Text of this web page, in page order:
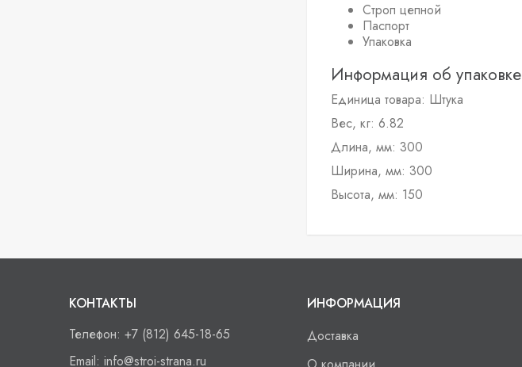
Строп цепной
Паспорт
Упаковка
Информация об упаковке
Единица товара: Штука
Вес, кг: 6.82
Длина, мм: 300
Ширина, мм: 300
Высота, мм: 150
КОНТАКТЫ
Телефон: +7 (812) 645-18-65
Email: info@stroi-strana.ru
ИНФОРМАЦИЯ
Доставка